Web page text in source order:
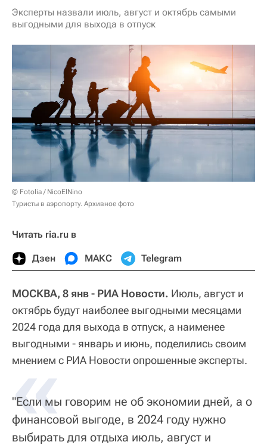
Эксперты назвали июль, август и октябрь самыми
выгодными для выхода в отпуск
© Fotolia / NicoElNino
Туристы в аэропорту. Архивное фото
Читать ria.ru в
Дзен МАКС Telegram
МОСКВА, 8 янв - РИА Новости. Июль, август и
октябрь будут наиболее выгодными месяцами
2024 года для выхода в отпуск, а наименее
выгодными - январь и июнь, поделились своим
мнением с РИА Новости опрошенные эксперты.
«
"Если мы говорим не об экономии дней, а о
финансовой выгоде, в 2024 году нужно
выбирать для отдыха июль, август и